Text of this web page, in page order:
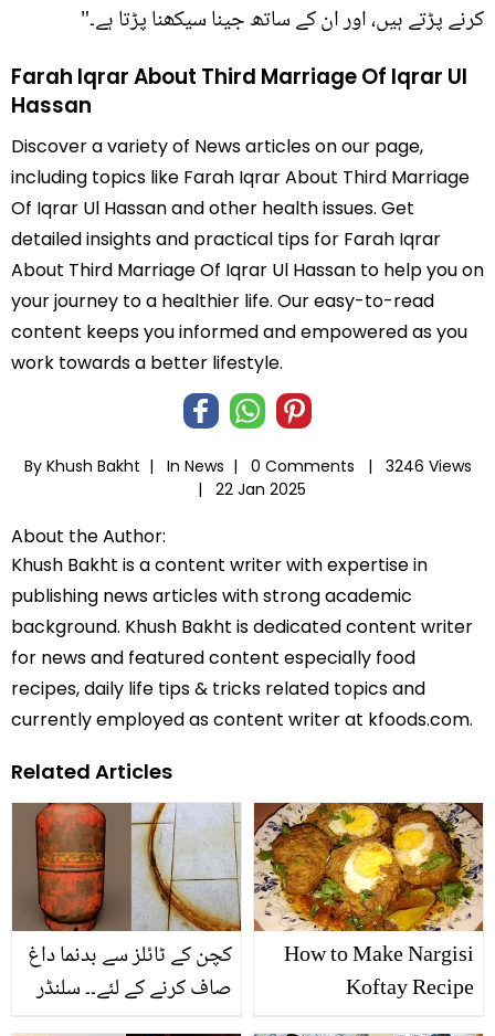
کرنے پڑتے ہیں، اور ان کے ساتھ جینا سیکھنا پڑتا ہے۔"
Farah Iqrar About Third Marriage Of Iqrar Ul
Hassan
Discover a variety of News articles on our page,
including topics like Farah Iqrar About Third Marriage
Of Iqrar Ul Hassan and other health issues. Get
detailed insights and practical tips for Farah Iqrar
About Third Marriage Of Iqrar Ul Hassan to help you on
your journey to a healthier life. Our easy-to-read
content keeps you informed and empowered as you
work towards a better lifestyle.
By Khush Bakht | In News | 0 Comments |
3246 Views
|
22 Jan 2025
About the Author:
Khush Bakht is a content writer with expertise in
publishing news articles with strong academic
background. Khush Bakht is dedicated content writer
for news and featured content especially food
recipes, daily life tips & tricks related topics and
currently employed as content writer at kfoods.com.
Related Articles
کچن کے ٹائلز سے بدنما داغ
صاف کرنے کے لئے۔۔ سلنڈر
How to Make Nargisi
Koftay Recipe